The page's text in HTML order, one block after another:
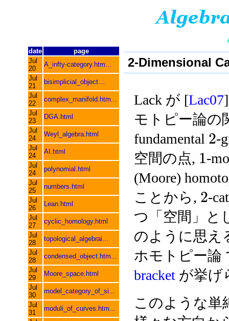
date
page
Jul
20
A_infty-category.htm...
Jul
21
bisimplicial_object....
Jul
22
complex_manifold.htm...
Jul
23
DGA.html
Jul
24
Weyl_algebra.html
Jul
24
AI.html
Jul
24
polynomial.html
Jul
25
numbers.html
Jul
26
Lean.html
Jul
27
cyclic_homology.html
Jul
28
topological_algebrai...
Jul
28
condensed_object.htm...
Jul
29
Moore_space.html
Jul
30
model_category_of_si...
Jul
31
moduli_of_curves.htm...
2-Dimensional
Lack が [Lac07
モトピー論の
fundamental 2-
空間の点, 1-
(Moore)
ことから, 2-
つ「空間」と
のように思え
ホモトピー論
bracket が挙げ
このような単